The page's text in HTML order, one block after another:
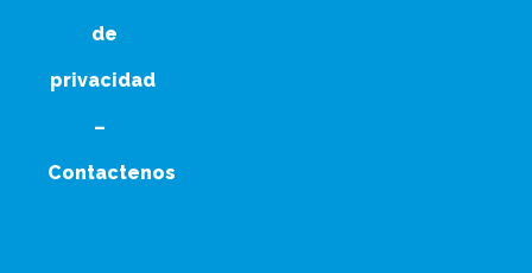
de
privacidad
–
Contactenos